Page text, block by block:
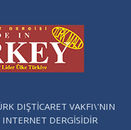
DIŞTİCARET VAKFI\'NIN
INTERNET DERGİSİDİR